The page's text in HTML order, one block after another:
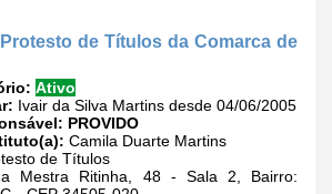
de Títulos da Comarca de
Ativo
Ivair da Silva Martins desde 04/06/2005
PROVIDO
Camila Duarte Martins
de Títulos
Mestra Ritinha, 48 - Sala 2, Bairro: